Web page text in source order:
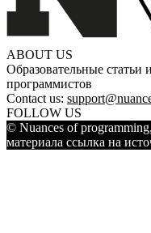
ABOUT US
Образовательные
программистов
Contact us:
FOLLOW US
© Nuances of
материала ссылка на